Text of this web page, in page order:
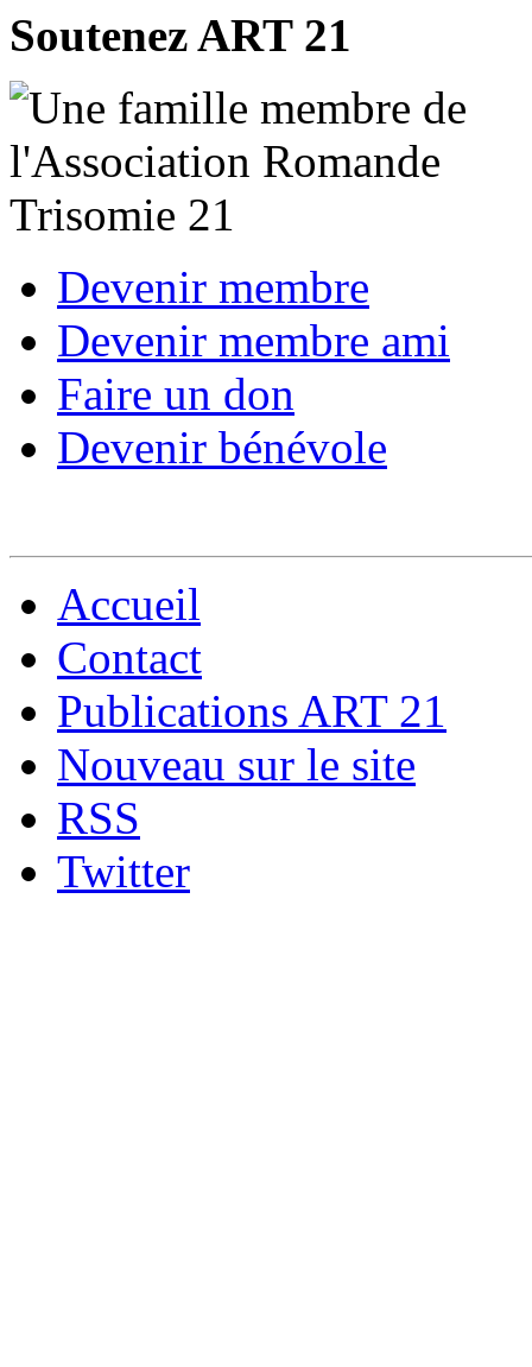
Soutenez ART 21
Devenir membre
Devenir membre ami
Faire un don
Devenir bénévole
Accueil
Contact
Publications ART 21
Nouveau sur le site
RSS
Twitter